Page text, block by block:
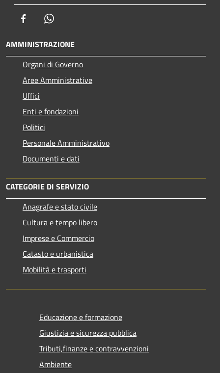
Facebook
AMMINISTRAZIONE
Organi di Governo
Aree Amministrative
Uffici
Enti e fondazioni
Politici
Personale Amministrativo
Documenti e dati
CATEGORIE DI SERVIZIO
Anagrafe e stato civile
Cultura e tempo libero
Imprese e Commercio
Catasto e urbanistica
Mobilità e trasporti
Educazione e formazione
Giustizia e sicurezza pubblica
Tributi,finanze e contravvenzioni
Ambiente